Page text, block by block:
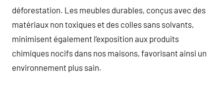
déforestation. Les meubles durables, conçus avec des
matériaux non toxiques et des colles sans solvants,
minimisent également l’exposition aux produits
chimiques nocifs dans nos maisons, favorisant ainsi un
environnement plus sain.